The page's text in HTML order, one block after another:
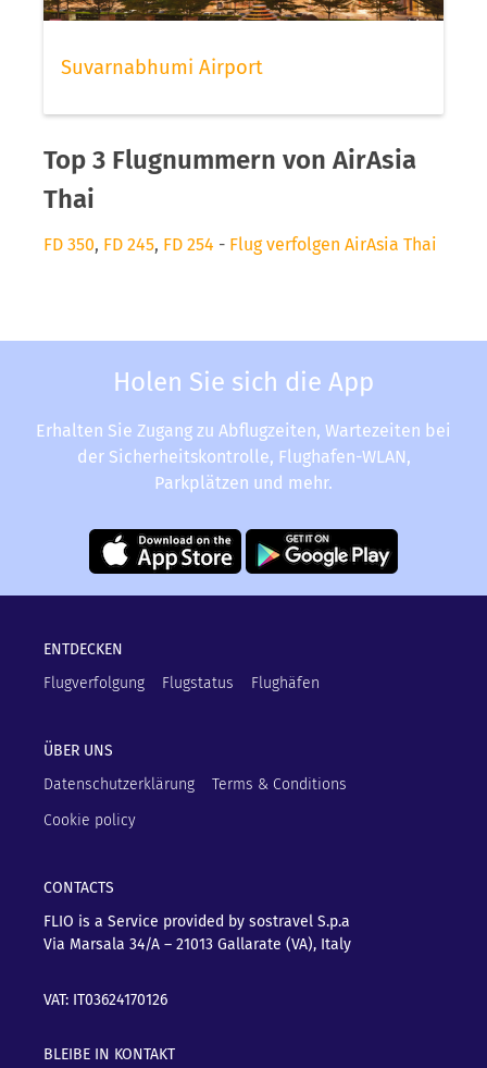
Suvarnabhumi Airport
Top 3 Flugnummern von AirAsia
Thai
FD 350, FD 245, FD 254 - Flug verfolgen AirAsia Thai
Holen Sie sich die App
Erhalten Sie Zugang zu Abflugzeiten, Wartezeiten bei
der Sicherheitskontrolle, Flughafen-WLAN,
Parkplätzen und mehr.
ENTDECKEN
Flugverfolgung
Flugstatus Flughäfen
ÜBER UNS
Datenschutzerklärung
Terms & Conditions
Cookie policy
CONTACTS
FLIO is a Service provided by sostravel S.p.a
Via Marsala 34/A – 21013 Gallarate (VA), Italy
VAT: IT03624170126
BLEIBE IN KONTAKT